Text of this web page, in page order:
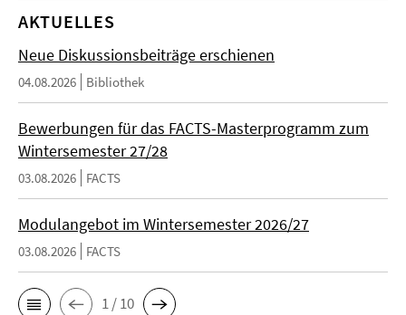
AKTUELLES
Neue Diskussionsbeiträge erschienen
04.08.2026 Bibliothek
Bewerbungen für das FACTS-Masterprogramm zum
Wintersemester 27/28
03.08.2026 FACTS
Modulangebot im Wintersemester 2026/27
03.08.2026 FACTS
1 / 10